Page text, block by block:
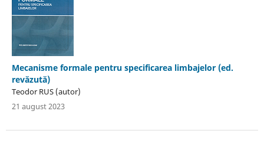
Mecanisme formale pentru specificarea limbajelor (ed.
revăzută)
Teodor RUS (autor)
21 august 2023